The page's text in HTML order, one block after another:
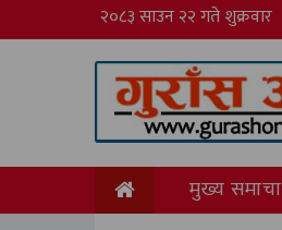
२०८३ साउन २२ गते शुक्रवार
मुख्य